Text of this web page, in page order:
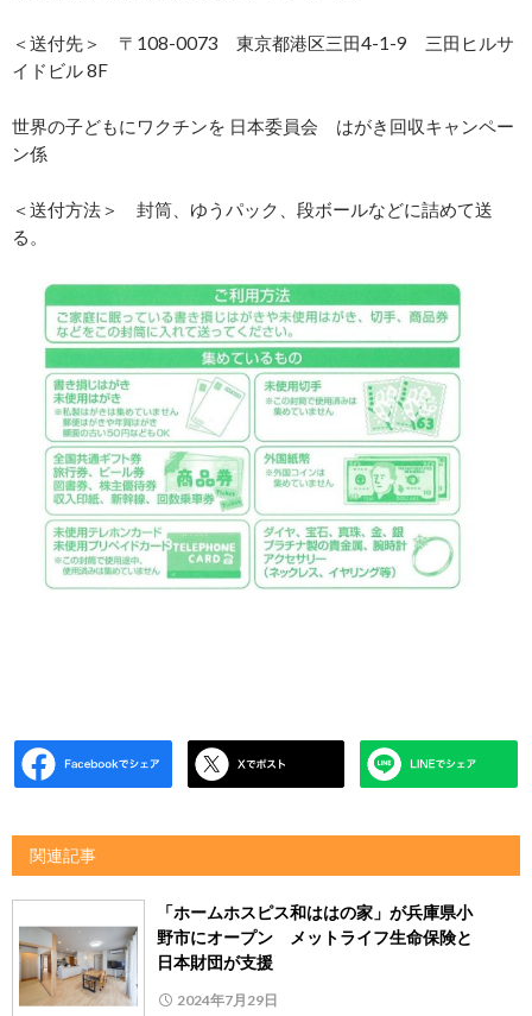
＜送付先＞ 〒108-0073 東京都港区三田4-1-9 三田ヒルサ
イドビル 8F
世界の子どもにワクチンを 日本委員会 はがき回収キャンペー
ン係
＜送付方法＞ 封筒、ゆうパック、段ボールなどに詰めて送
る。
関連記事
「ホームホスピス和ははの家」が兵庫県小
野市にオープン メットライフ生命保険と
日本財団が支援
2024年7月29日